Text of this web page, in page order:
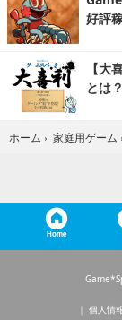
好評
【大
とは
ホーム › 家庭用ゲーム
Home
個人情